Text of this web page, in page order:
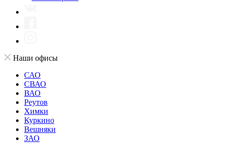
Наши офисы
САО
СВАО
ВАО
Реутов
Химки
Куркино
Вешняки
ЗАО